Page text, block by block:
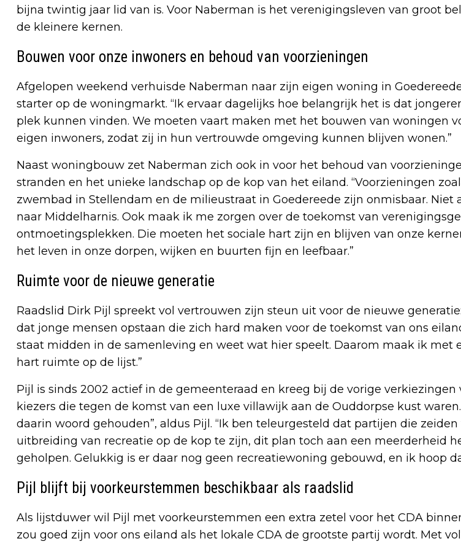
bijna twintig jaar lid van is. Voor Naberman is het verenigingsleven van groot
de kleinere kernen.
Bouwen voor onze inwoners en behoud van voorzieningen
Afgelopen weekend verhuisde Naberman naar zijn eigen woning in
starter op de woningmarkt. “Ik ervaar dagelijks hoe belangrijk het is dat
plek kunnen vinden. We moeten vaart maken met het bouwen van woningen
eigen inwoners, zodat zij in hun vertrouwde omgeving kunnen blijven wonen.”
Naast woningbouw zet Naberman zich ook in voor het behoud van
stranden en het unieke landschap op de kop van het eiland. “Voorzieningen
zwembad in Stellendam en de milieustraat in Goedereede zijn onmisbaar. Niet
naar Middelharnis. Ook maak ik me zorgen over de toekomst van
ontmoetingsplekken. Die moeten het sociale hart zijn en blijven van onze
het leven in onze dorpen, wijken en buurten fijn en leefbaar.”
Ruimte voor de nieuwe generatie
Raadslid Dirk Pijl spreekt vol vertrouwen zijn steun uit voor de nieuwe
dat jonge mensen opstaan die zich hard maken voor de toekomst van ons
staat midden in de samenleving en weet wat hier speelt. Daarom maak ik met
hart ruimte op de lijst.”
Pijl is sinds 2002 actief in de gemeenteraad en kreeg bij de vorige verkiezingen
kiezers die tegen de komst van een luxe villawijk aan de Ouddorpse kust
daarin woord gehouden”, aldus Pijl. “Ik ben teleurgesteld dat partijen die zeiden
uitbreiding van recreatie op de kop te zijn, dit plan toch aan een meerderheid
geholpen. Gelukkig is er daar nog geen recreatiewoning gebouwd, en ik hoop
Pijl blijft bij voorkeurstemmen beschikbaar als raadslid
Als lijstduwer wil Pijl met voorkeurstemmen een extra zetel voor het CDA
zou goed zijn voor ons eiland als het lokale CDA de grootste partij wordt. Met